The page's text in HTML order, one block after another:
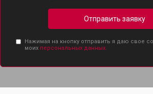
Отправить заявку
Нажимая на кнопку отправить я даю свое
моих персональных данных.